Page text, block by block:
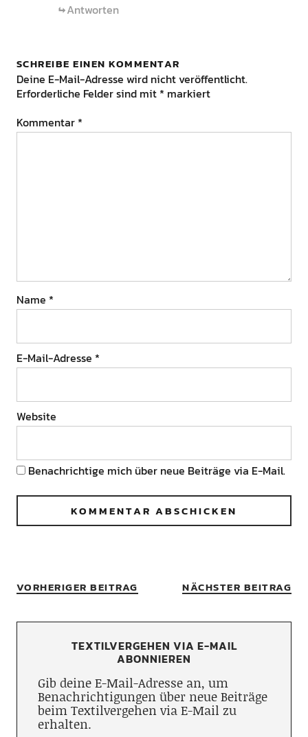
Antworten
SCHREIBE EINEN KOMMENTAR
Deine E-Mail-Adresse wird nicht veröffentlicht.
Erforderliche Felder sind mit * markiert
Kommentar *
Name *
E-Mail-Adresse *
Website
Benachrichtige mich über neue Beiträge via E-Mail.
VORHERIGER BEITRAG NÄCHSTER BEITRAG
TEXTILVERGEHEN VIA E-MAIL
ABONNIEREN
Gib deine E-Mail-Adresse an, um
Benachrichtigungen über neue Beiträge
beim Textilvergehen via E-Mail zu
erhalten.